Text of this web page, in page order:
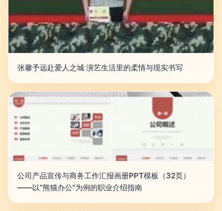
张馨予远赴爱人之城 演艺生活里的柔情与现实书写
公司产品宣传与商务工作汇报画册PPT模板（32页）
——以“熊猫办公”为例的职业介绍指南